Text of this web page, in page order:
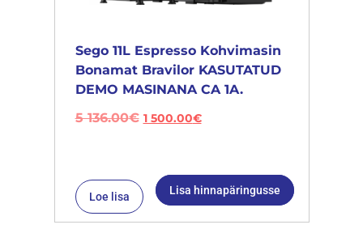
Sego 11L Espresso Kohvimasin
Bonamat Bravilor KASUTATUD
DEMO MASINANA CA 1A.
5 136.00€ 1 500.00€
Loe lisa Lisa hinnapäringusse